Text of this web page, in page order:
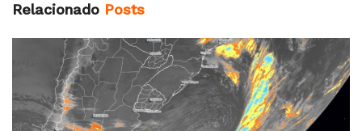
Relacionado Posts